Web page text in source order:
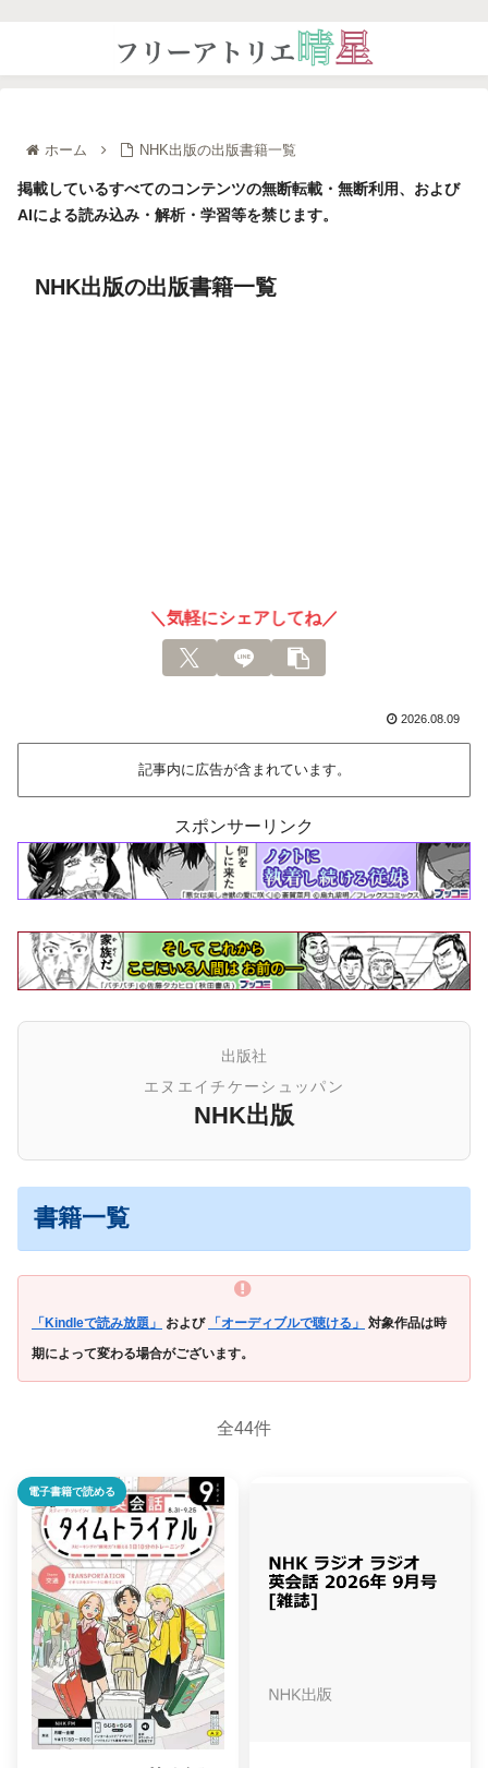
ホーム NHK出版の出版書籍一覧
掲載しているすべてのコンテンツの無断転載・無断利用、および
AIによる読み込み・解析・学習等を禁じます。
NHK出版の出版書籍一覧
＼気軽にシェアしてね／
2026.08.09
記事内に広告が含まれています。
スポンサーリンク
出版社
エヌエイチケーシュッパン
NHK出版
書籍一覧
「Kindleで読み放題」 および 「オーディブルで聴ける」
対象作品は時
期によって変わる場合がございます。
全44件
電子書籍で読める